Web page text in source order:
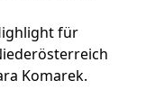
für
Komarek.